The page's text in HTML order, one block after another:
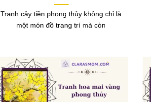
Tranh cây tiền phong thủy không chỉ là
một món đồ trang trí mà còn